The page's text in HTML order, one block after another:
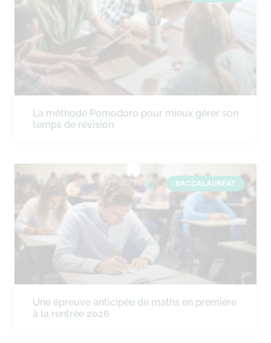
La méthode Pomodoro pour mieux gérer son
temps de révision
BACCALAURÉAT
Une épreuve anticipée de maths en première
à la rentrée 2026